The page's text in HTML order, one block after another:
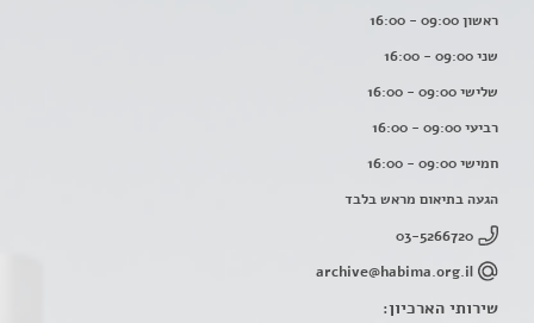
ראשון 09:00 - 16:00
שני 09:00 - 16:00
שלישי 09:00 - 16:00
רביעי 09:00 - 16:00
חמישי 09:00 - 16:00
הגעה בתיאום מראש בלבד
03-5266720
archive@habima.org.il
שירותי הארכיון: